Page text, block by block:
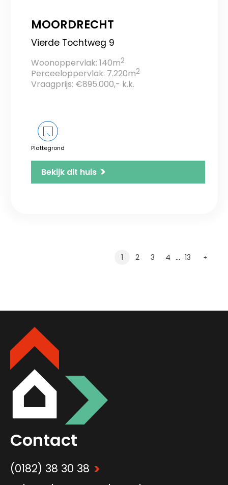
MOORDRECHT
Vierde Tochtweg 9
Woonoppervlak: 140m2
Perceeloppervlak: 7.220m2
Vraagprijs: €895.000,- k.k.
Plattegrond
Bekijk dit huis >
1 2 3 4 … 13
Contact
(0182) 38 30 38 >